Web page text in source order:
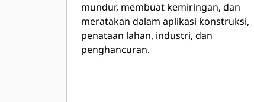
mundur, membuat kemiringan, dan
meratakan dalam aplikasi konstruksi,
penataan lahan, industri, dan
penghancuran.